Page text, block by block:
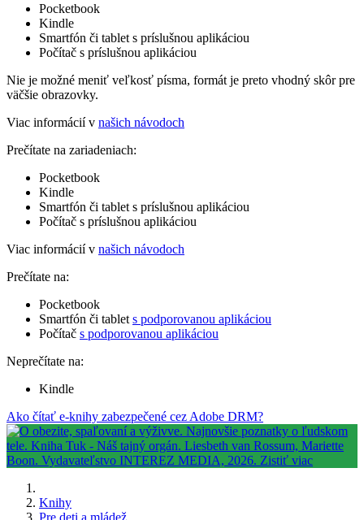
Pocketbook
Kindle
Smartfón či tablet s príslušnou aplikáciou
Počítač s príslušnou aplikáciou
Nie je možné meniť veľkosť písma, formát je preto vhodný skôr pre
väčšie obrazovky.
Viac informácií v našich návodoch
Prečítate na zariadeniach:
Pocketbook
Kindle
Smartfón či tablet s príslušnou aplikáciou
Počítač s príslušnou aplikáciou
Viac informácií v našich návodoch
Prečítate na:
Pocketbook
Smartfón či tablet s podporovanou aplikáciou
Počítač s podporovanou aplikáciou
Neprečítate na:
Kindle
Ako čítať e-knihy zabezpečené cez Adobe DRM?
Knihy
Pre deti a mládež